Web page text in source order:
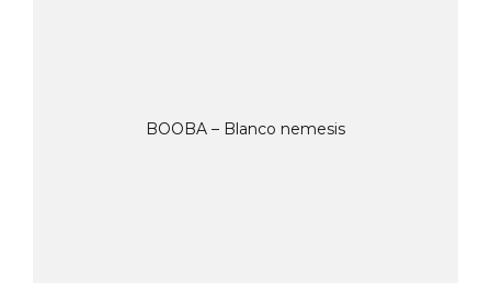
BOOBA – Blanco nemesis